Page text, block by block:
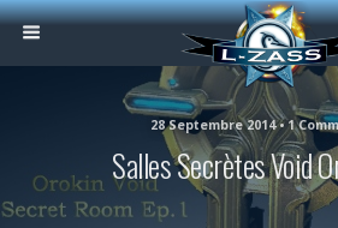
28 Septembre 2014 • 1
Salles Secrètes Void